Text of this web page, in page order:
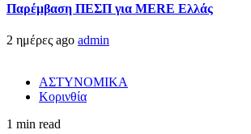
Παρέμβαση ΠΕΣΠ για MERE Ελλάς
2 ημέρες ago admin
ΑΣΤΥΝΟΜΙΚΑ
Κορινθία
1 min read